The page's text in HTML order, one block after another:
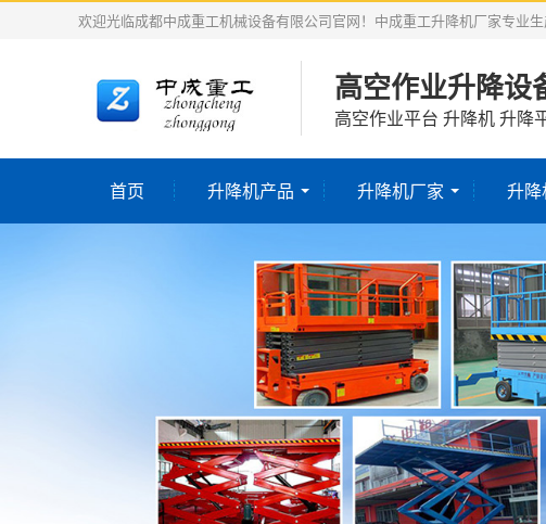
欢迎光临成都中成重工机械设备有限公司官网！中成重工升降机厂家专业
高空作业升降设
高空作业平台 升降机 升降
首页 升降机产品 升降机厂家 升